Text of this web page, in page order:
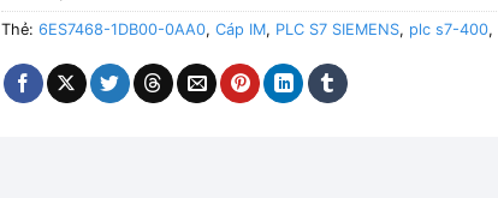
Thẻ:6ES7468-1DB00-0AA0,Cáp IM, PLC S7 SIEMENS, plc s7-400,